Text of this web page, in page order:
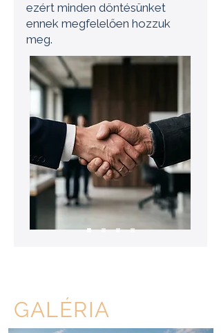
ezért minden döntésünket
ennek megfelelően hozzuk
meg.
GALÉRIA